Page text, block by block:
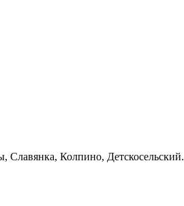
Колпино, Детскосельский.